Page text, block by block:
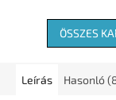
ÖSSZES
Leírás Hasonló